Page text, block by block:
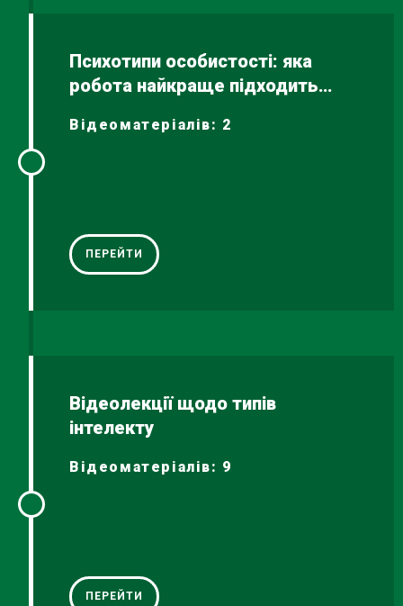
Психотипи особистості: яка
робота найкраще підходить
Відеоматеріалів: 2
ПЕРЕЙТИ
Відеолекції щодо типів
інтелекту
Відеоматеріалів: 9
ПЕРЕЙТИ